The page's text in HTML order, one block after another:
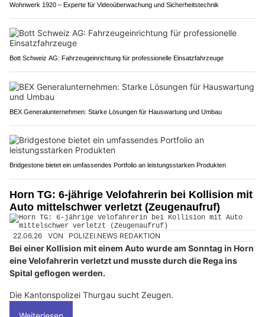
Wohnwerk 1920 – Experte für Videoüberwachung und Sicherheitstechnik
Bott Schweiz AG: Fahrzeugeinrichtung für professionelle Einsatzfahrzeuge
BEX Generalunternehmen: Starke Lösungen für Hauswartung und Umbau
Bridgestone bietet ein umfassendes Portfolio an leistungsstarken Produkten
Horn TG: 6-jährige Velofahrerin bei Kollision mit
Auto mittelschwer verletzt (Zeugenaufruf)
22.06.26 VON POLIZEI.NEWS REDAKTION
Bei einer Kollision mit einem Auto wurde am Sonntag in Horn
eine Velofahrerin verletzt und musste durch die Rega ins
Spital geflogen werden.
Die Kantonspolizei Thurgau sucht Zeugen.